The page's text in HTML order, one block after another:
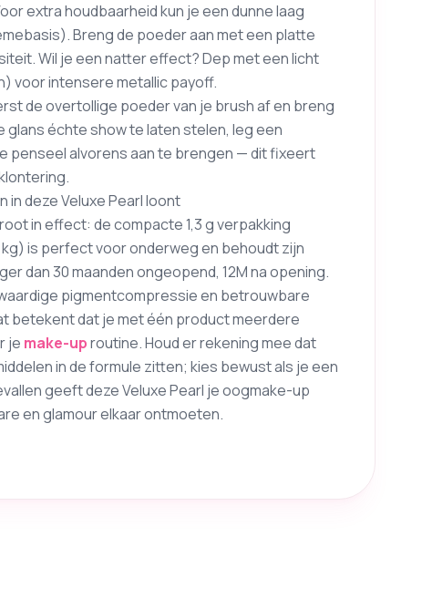
extra houdbaarheid kun je een dunne laag
Breng de poeder aan met een platte
Wil je een natter effect? Dep met een licht
voor intensere metallic payoff.
de overtollige poeder van je brush af en breng
glans échte show te laten stelen, leg een
penseel alvorens aan te brengen — dit fixeert
deze Veluxe Pearl loont
in effect: de compacte 1,3 g verpakking
kg) is perfect voor onderweg en behoudt zijn
dan 30 maanden ongeopend, 12M na opening.
pigmentcompressie en betrouwbare
betekent dat je met één product meerdere
je make-uproutine. Houd er rekening mee dat
in de formule zitten; kies bewust als je een
geeft deze Veluxe Pearl je oogmake-up
en glamour elkaar ontmoeten.